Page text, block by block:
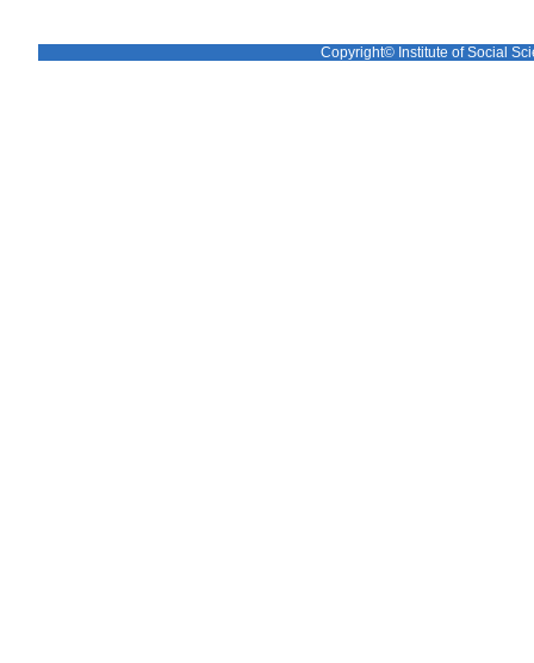
Copyright© Institute of Social